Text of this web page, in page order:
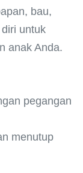
bau,
untuk
anak Anda.
pegangan
menutup